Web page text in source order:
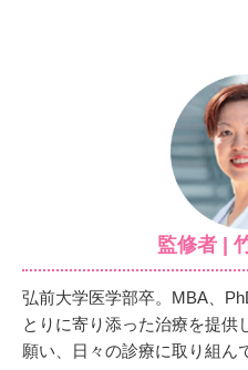
監修者 |
弘前大学医学部卒。MBA、
とりに寄り添った治療を提供
願い、日々の診療に取り組ん